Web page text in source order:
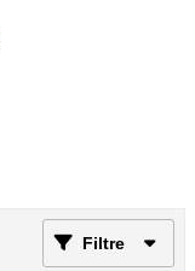
Filtre